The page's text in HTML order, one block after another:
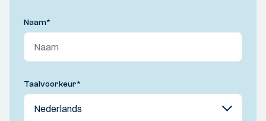
Naam*
Taalvoorkeur*